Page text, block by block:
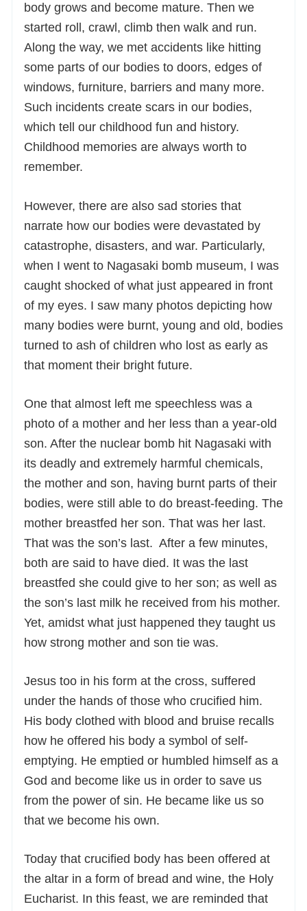
body grows and become mature. Then we
started roll, crawl, climb then walk and run.
Along the way, we met accidents like hitting
some parts of our bodies to doors, edges of
windows, furniture, barriers and many more.
Such incidents create scars in our bodies,
which tell our childhood fun and history.
Childhood memories are always worth to
remember.
However, there are also sad stories that
narrate how our bodies were devastated by
catastrophe, disasters, and war. Particularly,
when I went to Nagasaki bomb museum, I was
caught shocked of what just appeared in front
of my eyes. I saw many photos depicting how
many bodies were burnt, young and old, bodies
turned to ash of children who lost as early as
that moment their bright future.
One that almost left me speechless was a
photo of a mother and her less than a year-old
son. After the nuclear bomb hit Nagasaki with
its deadly and extremely harmful chemicals,
the mother and son, having burnt parts of their
bodies, were still able to do breast-feeding. The
mother breastfed her son. That was her last.
That was the son’s last. After a few minutes,
both are said to have died. It was the last
breastfed she could give to her son; as well as
the son’s last milk he received from his mother.
Yet, amidst what just happened they taught us
how strong mother and son tie was.
Jesus too in his form at the cross, suffered
under the hands of those who crucified him.
His body clothed with blood and bruise recalls
how he offered his body a symbol of self-
emptying. He emptied or humbled himself as a
God and become like us in order to save us
from the power of sin. He became like us so
that we become his own.
Today that crucified body has been offered at
the altar in a form of bread and wine, the Holy
Eucharist. In this feast, we are reminded that